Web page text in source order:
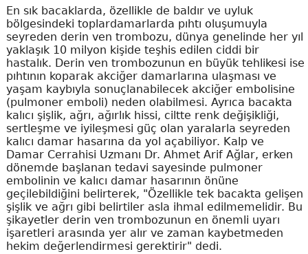
En sık bacaklarda, özellikle de baldır ve uyluk
bölgesindeki toplardamarlarda pıhtı oluşumuyla
seyreden derin ven trombozu, dünya genelinde her yıl
yaklaşık 10 milyon kişide teşhis edilen ciddi bir
hastalık. Derin ven trombozunun en büyük tehlikesi ise
pıhtının koparak akciğer damarlarına ulaşması ve
yaşam kaybıyla sonuçlanabilecek akciğer embolisine
(pulmoner emboli) neden olabilmesi. Ayrıca bacakta
kalıcı şişlik, ağrı, ağırlık hissi, ciltte renk değişikliği,
sertleşme ve iyileşmesi güç olan yaralarla seyreden
kalıcı damar hasarına da yol açabiliyor. Kalp ve
Damar Cerrahisi Uzmanı Dr. Ahmet Arif Ağlar, erken
dönemde başlanan tedavi sayesinde pulmoner
embolinin ve kalıcı damar hasarının önüne
geçilebildiğini belirterek, "Özellikle tek bacakta gelişen
şişlik ve ağrı gibi belirtiler asla ihmal edilmemelidir. Bu
şikayetler derin ven trombozunun en önemli uyarı
işaretleri arasında yer alır ve zaman kaybetmeden
hekim değerlendirmesi gerektirir" dedi.